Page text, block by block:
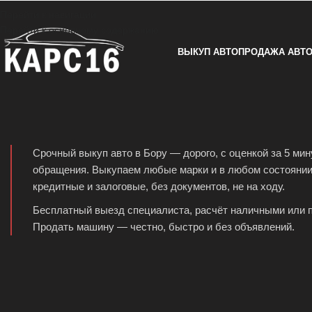
Перейти к основному содержанию
ВЫКУП АВТОПРОДАЖА
Срочный выкуп авто в Бору — дорого, с оценкой за 5
обращения. Выкупаем любые марки и в любом
кредитные и залоговые, без документов, не на ходу.
Бесплатный выезд специалиста, расчёт наличными или
Продать машину — честно, быстро и без объявлений.